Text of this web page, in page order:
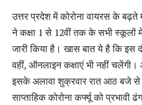
उत्तर प्रदेश में कोरोना वायरस के
ने कक्षा 1 से 12वीं तक के सभी
जारी किया है। खास बात ये है कि इस
वहीं, ऑनलाइन कक्षाएं भी नहीं
इसके अलावा शुक्रवार रात आठ बजे
साप्ताहिक कोरोना कर्फ्यू को प्रभावी